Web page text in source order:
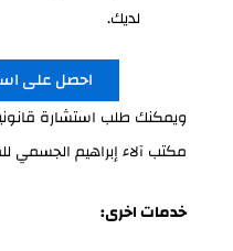
لديك.
احصل على
ويمكنك طلب استشارة
مكتب آلاء إبراهيم الجسمي
خدمات اخرى: